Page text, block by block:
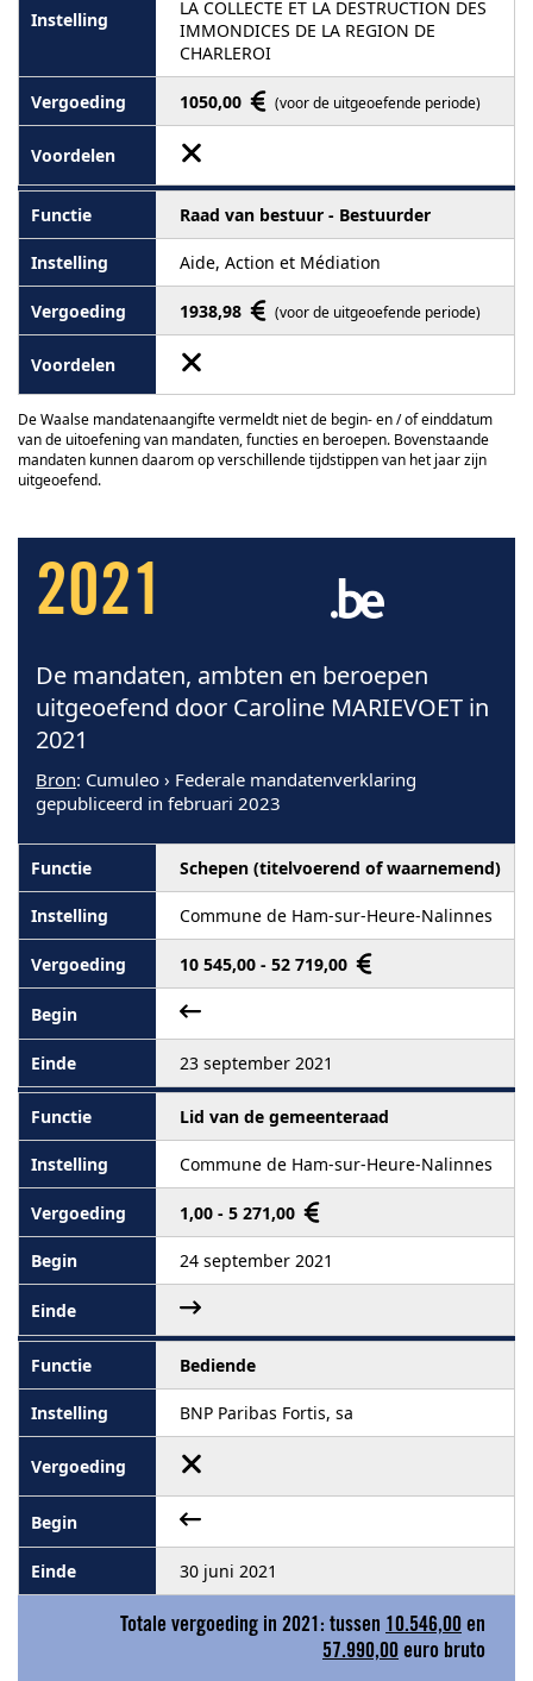
LA COLLECTE ET LA DESTRUCTION DES
IMMONDICES DE LA REGION DE
CHARLEROI
1050,00 (voor de uitgeoefende periode)
Raad van bestuur - Bestuurder
Aide, Action et Médiation
1938,98 (voor de uitgeoefende periode)
De Waalse mandatenaangifte vermeldt niet de begin- en / of einddatum
van de uitoefening van mandaten, functies en beroepen. Bovenstaande
mandaten kunnen daarom op verschillende tijdstippen van het jaar zijn
uitgeoefend.
2021
De mandaten, ambten en beroepen
uitgeoefend door Caroline MARIEVOET in
2021
Bron: Cumuleo › Federale mandatenverklaring
gepubliceerd in februari 2023
Schepen (titelvoerend of waarnemend)
Commune de Ham-sur-Heure-Nalinnes
10 545,00 - 52 719,00
23 september 2021
Lid van de gemeenteraad
Commune de Ham-sur-Heure-Nalinnes
1,00 - 5 271,00
24 september 2021
Bediende
BNP Paribas Fortis, sa
30 juni 2021
Totale vergoeding in 2021: tussen 10.546,00 en
57.990,00 euro bruto